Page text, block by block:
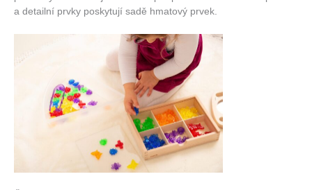
a detailní prvky poskytují sadě hmatový prvek.